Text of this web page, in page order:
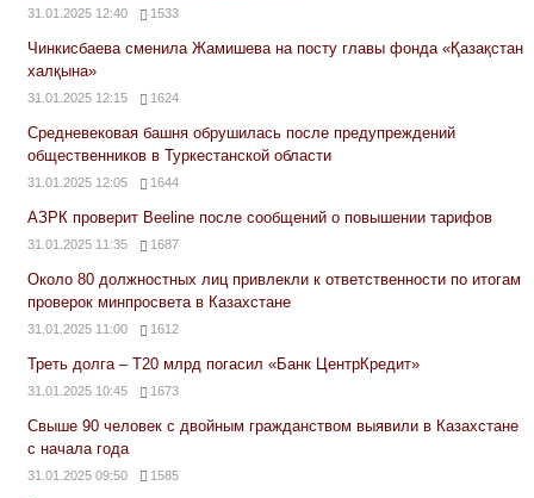
31.01.2025 12:40 1533
Чинкисбаева сменила Жамишева на посту главы фонда «Қазақстан
халқына»
31.01.2025 12:15 1624
Средневековая башня обрушилась после предупреждений
общественников в Туркестанской области
31.01.2025 12:05 1644
АЗРК проверит Beeline после сообщений о повышении тарифов
31.01.2025 11:35 1687
Около 80 должностных лиц привлекли к ответственности по итогам
проверок минпросвета в Казахстане
31.01.2025 11:00 1612
Треть долга – Т20 млрд погасил «Банк ЦентрКредит»
31.01.2025 10:45 1673
Свыше 90 человек с двойным гражданством выявили в Казахстане
с начала года
31.01.2025 09:50 1585